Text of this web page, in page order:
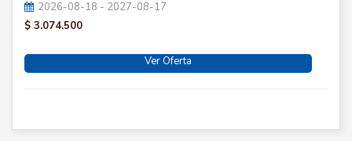
2026-08-18 - 2027-08-17
$ 3.074.500
Ver Oferta